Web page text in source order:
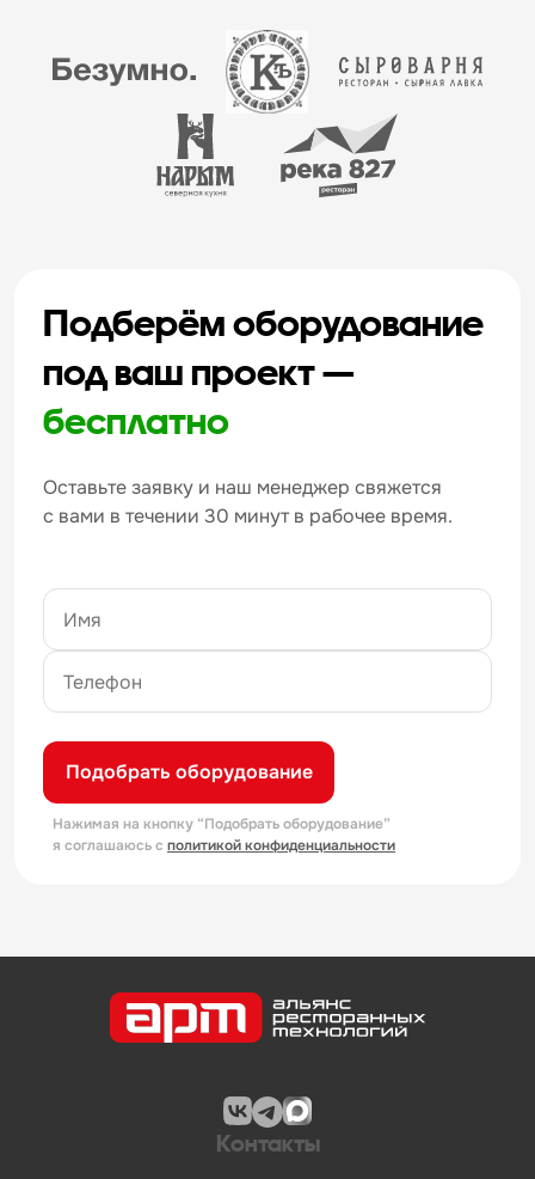
Подберём оборудование
под ваш проект —
бесплатно
Оставьте заявку и наш менеджер свяжется
с вами в течении 30 минут в рабочее время.
Подобрать оборудование
Нажимая на кнопку “Подобрать оборудование”
я соглашаюсь с политикой конфиденциальности
Контакты